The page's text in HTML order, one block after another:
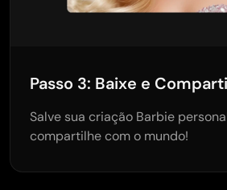
Passo 3: Baixe e
Salve sua criação Barbie
compartilhe com o mundo!